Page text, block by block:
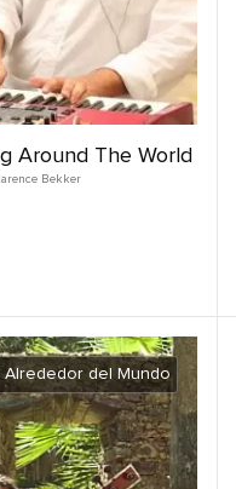
Around The World
Bekker
Alrededor del Mundo